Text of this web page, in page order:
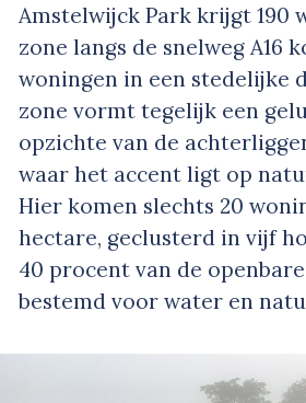
Amstelwijck Park krijgt 190
zone langs de snelweg A16
woningen in een stedelijke
zone vormt tegelijk een
opzichte van de
waar het accent ligt op
Hier komen slechts 20
hectare, geclusterd in vijf
40 procent van de
bestemd voor water en